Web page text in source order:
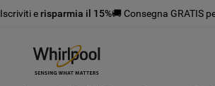
Iscriviti e risparmia il 15%🚚 Consegna GRATIS